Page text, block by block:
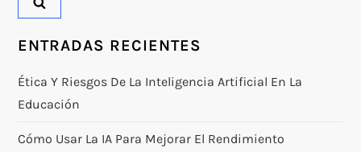
ENTRADAS RECIENTES
Ética Y Riesgos De La Inteligencia Artificial En La
Educación
Cómo Usar La IA Para Mejorar El Rendimiento